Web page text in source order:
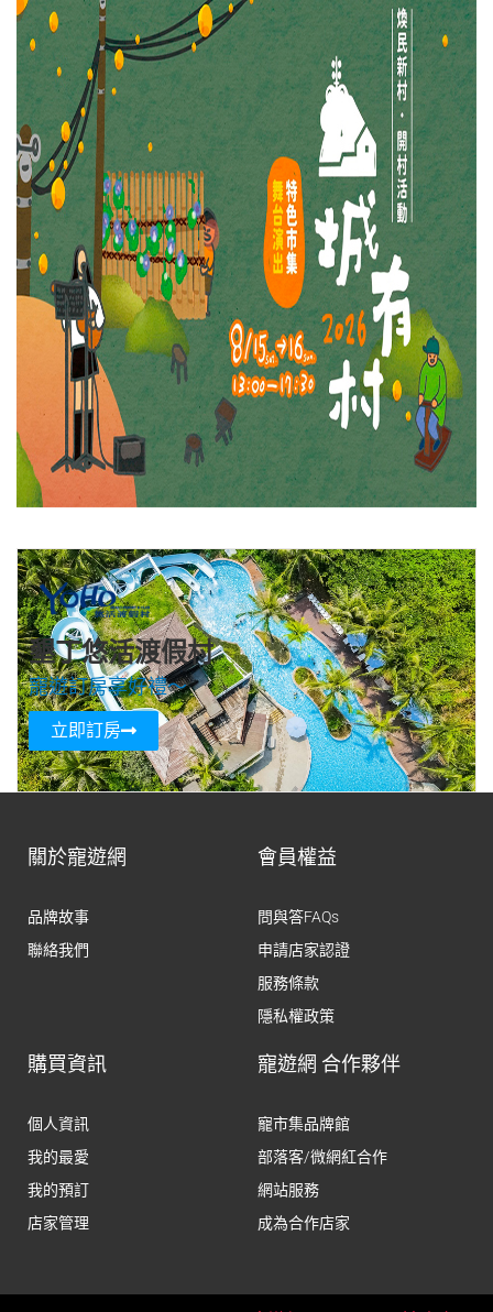
墾丁悠活渡假村
寵遊訂房享好禮～
立即訂房
關於寵遊網
品牌故事
聯絡我們
會員權益
問與答FAQs
申請店家認證
服務條款
隱私權政策
購買資訊
個人資訊
我的最愛
我的預訂
店家管理
寵遊網 合作夥伴
寵市集品牌館
部落客/微網紅合作
網站服務
成為合作店家